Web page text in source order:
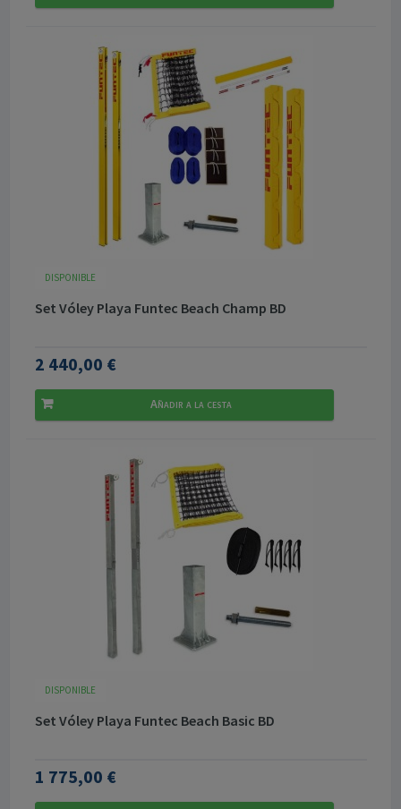
DISPONIBLE
Set Vóley Playa Funtec Beach Champ BD
2 440,00 €
Añadir a la cesta
DISPONIBLE
Set Vóley Playa Funtec Beach Basic BD
1 775,00 €